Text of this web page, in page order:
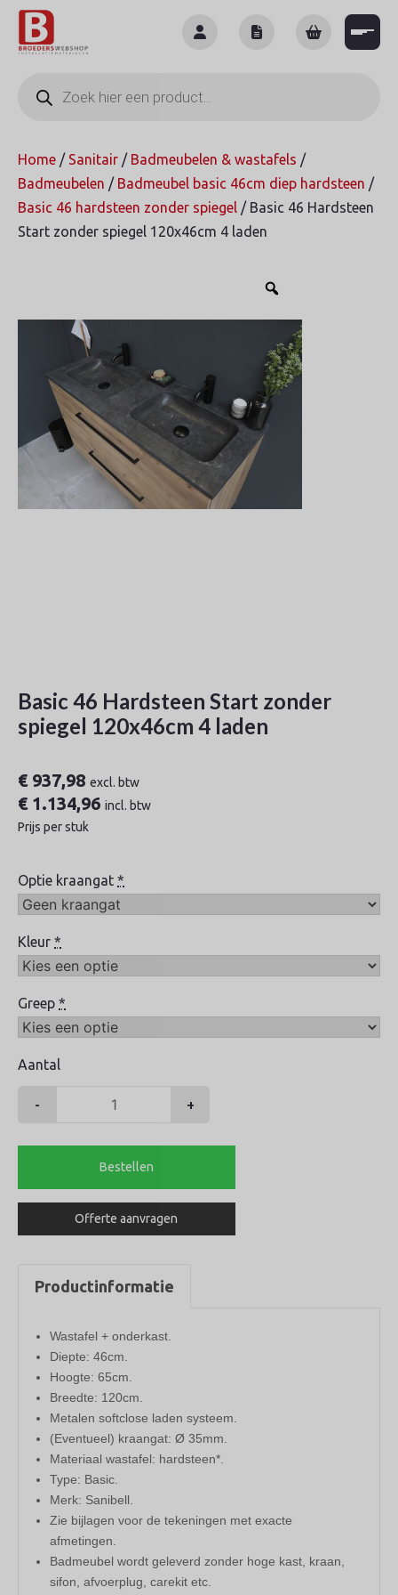
Skip
content
zoeken
Home / Sanitair / Badmeubelen & wastafels /
Badmeubelen / Badmeubel basic 46cm diep hardsteen /
Basic 46 hardsteen zonder spiegel / Basic 46 Hardsteen
Start zonder spiegel 120x46cm 4 laden
Basic 46 Hardsteen Start zonder
spiegel 120x46cm 4 laden
€ 937,98 excl. btw
€ 1.134,96 incl. btw
Prijs per stuk
Optie kraangat *
Kleur *
Greep *
Aantal
-
Start
spiegel
aantal
+
Bestellen
Offerte aanvragen
Productinformatie
Wastafel + onderkast.
Diepte: 46cm.
Hoogte: 65cm.
Breedte: 120cm.
Metalen softclose laden systeem.
(Eventueel) kraangat: Ø 35mm.
Materiaal wastafel: hardsteen*.
Type: Basic.
Merk: Sanibell.
Zie bijlagen voor de tekeningen met exacte
afmetingen.
Badmeubel wordt geleverd zonder hoge kast, kraan,
sifon, afvoerplug, carekit etc.